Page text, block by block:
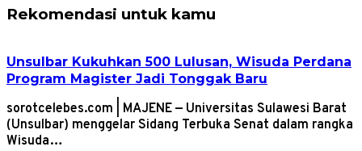
Rekomendasi untuk kamu
Unsulbar Kukuhkan 500 Lulusan, Wisuda Perdana
Program Magister Jadi Tonggak Baru
sorotcelebes.com | MAJENE — Universitas Sulawesi Barat
(Unsulbar) menggelar Sidang Terbuka Senat dalam rangka
Wisuda…